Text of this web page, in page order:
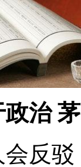
治
反